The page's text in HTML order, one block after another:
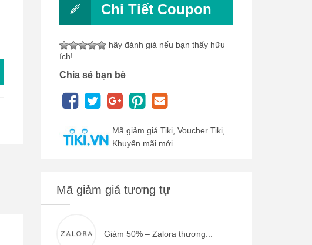
Chi Tiết Coupon
hãy đánh giá nếu bạn thấy hữu
ích!
Chia sẻ bạn bè
Mã giảm giá Tiki, Voucher Tiki,
Khuyến mãi mới.
Mã giảm giá tương tự
Giảm 50% – Zalora thương...